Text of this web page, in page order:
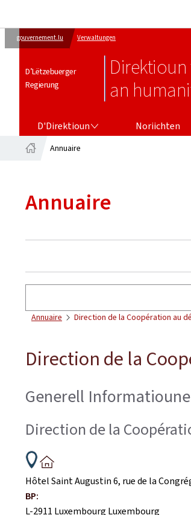
gouvernement.lu Verwaltungen
D’Lëtzebuerger
Regierung
an
D'Direktioun Noriichten
Annuaire
Annuaire
Annuaire Direction de la Coopération au
Direction de la
Generell
Direction de la
Hôtel Saint Augustin 6, rue de la
BP:
L-2911 Luxembourg Luxembourg